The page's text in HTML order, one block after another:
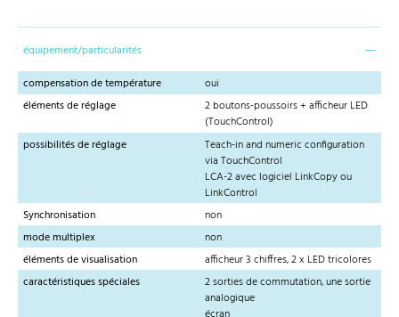
équipement/particularités
compensation de température
oui
éléments de réglage
2 boutons-poussoirs + afficheur LED
(TouchControl)
possibilités de réglage
Teach-in and numeric configuration
via TouchControl
LCA-2 avec logiciel LinkCopy ou
LinkControl
Synchronisation
non
mode multiplex
non
éléments de visualisation
afficheur 3 chiffres, 2 x LED tricolores
caractéristiques spéciales
2 sorties de commutation, une sortie
analogique